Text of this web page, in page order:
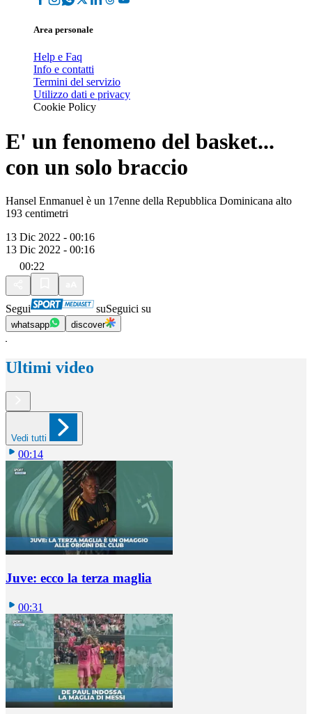
Area personale
Help e Faq
Info e contatti
Termini del servizio
Utilizzo dati e privacy
Cookie Policy
E' un fenomeno del basket...
con un solo braccio
Hansel Enmanuel è un 17enne della Repubblica Dominicana alto
193 centimetri
13 Dic 2022 - 00:16
13 Dic 2022 - 00:16
00:22
Segui suSeguici su
whatsapp discover
Ultimi video
Vedi tutti
00:14
Juve: ecco la terza maglia
00:31